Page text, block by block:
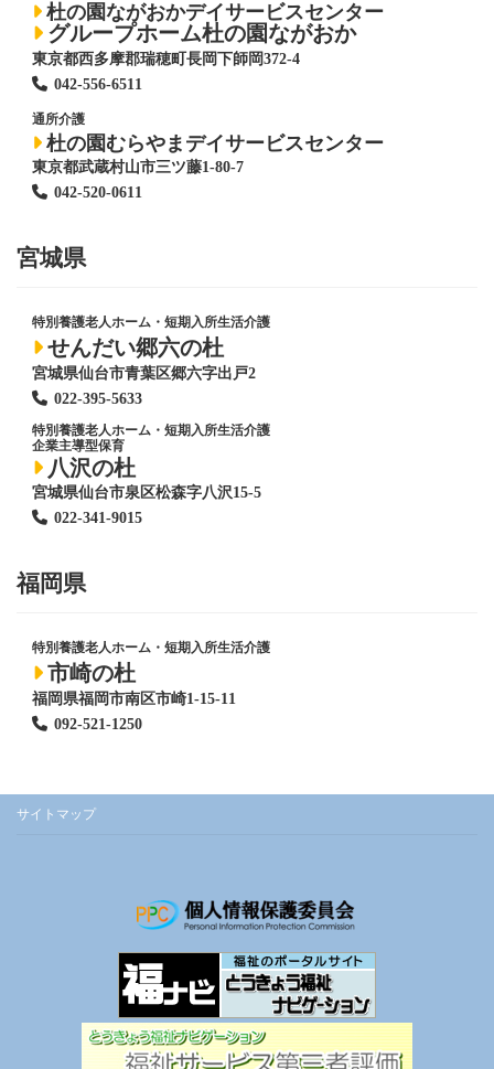
杜の園ながおかデイサービスセンター
グループホーム杜の園ながおか
東京都西多摩郡瑞穂町長岡下師岡372-4
042-556-6511
通所介護
杜の園むらやまデイサービスセンター
東京都武蔵村山市三ツ藤1-80-7
042-520-0611
宮城県
特別養護老人ホーム ・短期入所生活介護
せんだい郷六の杜
宮城県仙台市青葉区郷六字出戸2
022-395-5633
特別養護老人ホーム ・短期入所生活介護
企業主導型保育
八沢の杜
宮城県仙台市泉区松森字八沢15-5
022-341-9015
福岡県
特別養護老人ホーム ・短期入所生活介護
市崎の杜
福岡県福岡市南区市崎1-15-11
092-521-1250
サイトマップ